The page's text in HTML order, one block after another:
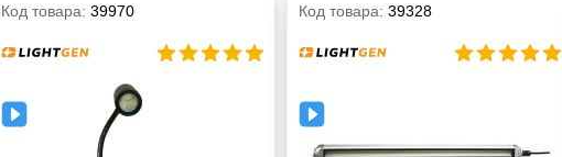
Код товара: 39970 Код товара: 39328